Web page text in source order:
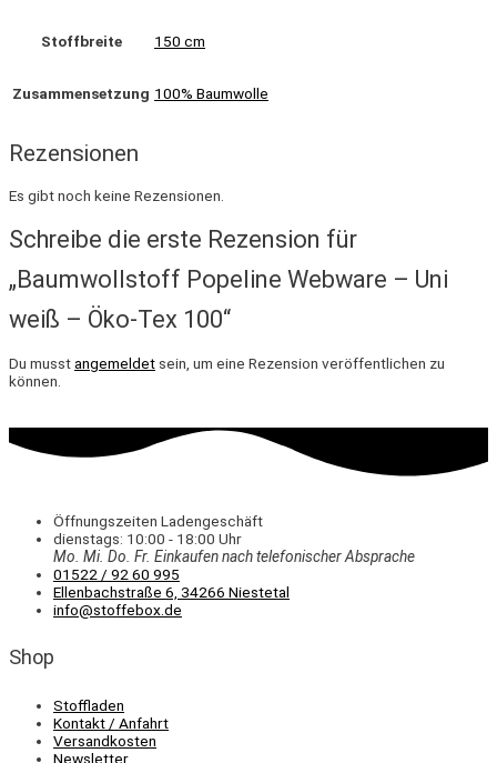
Stoffbreite 150 cm
Zusammensetzung 100% Baumwolle
Rezensionen
Es gibt noch keine Rezensionen.
Schreibe die erste Rezension für
„Baumwollstoff Popeline Webware – Uni
weiß – Öko-Tex 100“
Du musstangemeldet sein, um eine Rezension veröffentlichen zu
können.
Öffnungszeiten Ladengeschäft
dienstags: 10:00 - 18:00 Uhr
Mo. Mi. Do. Fr. Einkaufennach telefonischer Absprache
01522 / 92 60 995
Ellenbachstraße 6, 34266 Niestetal
info@stoffebox.de
Shop
Stoffladen
Kontakt / Anfahrt
Versandkosten
Newsletter